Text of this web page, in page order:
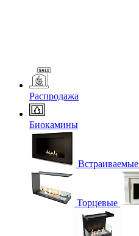
Распродажа
Биокамины
Встраиваемые
Торцевые